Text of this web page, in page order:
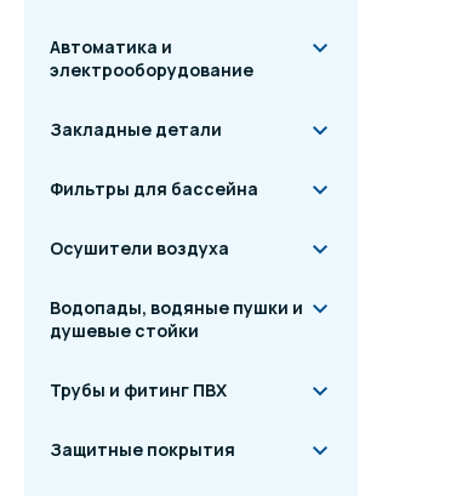
Автоматика и
электрооборудование
Закладные детали
Фильтры для бассейна
Осушители воздуха
Водопады, водяные пушки и
душевые стойки
Трубы и фитинг ПВХ
Защитные покрытия